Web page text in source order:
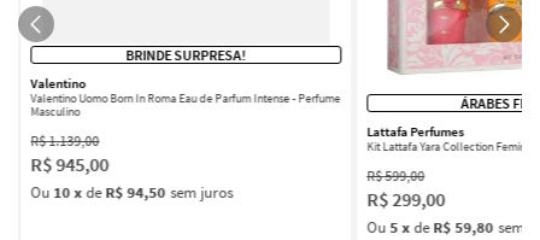
BRINDE SURPRESA!
Valentino
Valentino Uomo Born In Roma Eau de Parfum Intense - Perfume
Masculino
R$1.139,00
R$945,00
Ou 10xdeR$ 94,50 sem juros
ÁRABES
Lattafa Perfumes
Kit Lattafa Yara Collection
R$599,00
R$299,00
Ou5xdeR$ 59,80 sem